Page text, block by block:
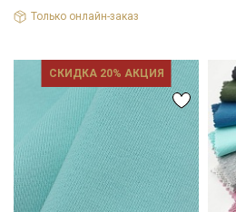
Только онлайн-заказ
СКИДКА 20% АКЦИЯ